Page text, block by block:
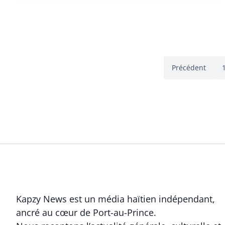
Précédent 1
Kapzy News est un média haïtien indépendant,
ancré au cœur de Port-au-Prince.